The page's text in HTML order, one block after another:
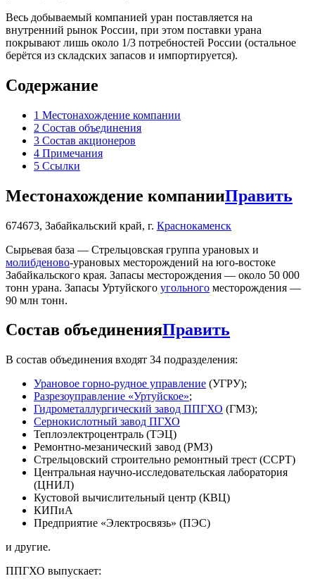
Весь добываемый компанией уран поставляется на
внутренний рынок России, при этом поставки урана
покрывают лишь около 1/3 потребностей России (остальное
берётся из складских запасов и импортируется).
Содержание
1 Местонахождение компании
2 Состав объединения
3 Состав акционеров
4 Примечания
5 Ссылки
Местонахождение компанииПравить
674673, Забайкальский край, г. Краснокаменск
Сырьевая база — Стрельцовская группа урановых и
молибденово-урановых месторождений на юго-востоке
Забайкальского края. Запасы месторождения — около 50 000
тонн урана. Запасы Уртуйского угольного месторождения —
90 млн тонн.
Состав объединенияПравить
В состав объединения входят 34 подразделения:
Урановое горно-рудное управление (УГРУ);
Разрезоуправление «Уртуйское»;
Гидрометаллургический завод ППГХО (ГМЗ);
Сернокислотный завод ПГХО
Теплоэлектроцентраль (ТЭЦ)
Ремонтно-мезанический завод (РМЗ)
Стрельцовский строительно ремонтный трест (ССРТ)
Центральная научно-исследовательская лаборатория
(ЦНИЛ)
Кустовой вычислительный центр (КВЦ)
КИПиА
Предприятие «Электросвязь» (ПЭС)
и другие.
ППГХО выпускает: